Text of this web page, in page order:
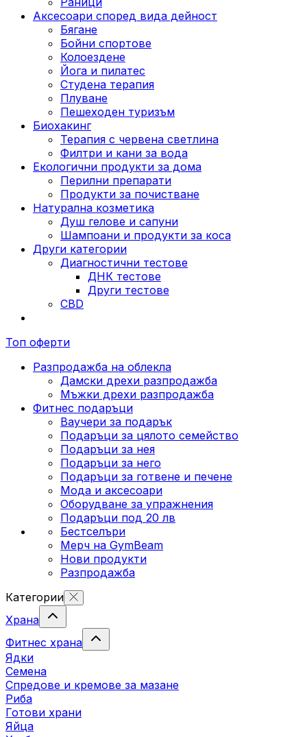
Аксесоари според вида дейност
Бягане
Бойни спортове
Колоездене
Йога и пилатес
Студена терапия
Плуване
Пешеходен туризъм
Биохакинг
Терапия с червена светлина
Филтри и кани за вода
Екологични продукти за дома
Перилни препарати
Продукти за почистване
Натурална козметика
Душ гелове и сапуни
Шампоани и продукти за коса
Други категории
Диагностични тестове
ДНК тестове
Други тестове
CBD
Топ оферти
Разпродажба на облекла
Дамски дрехи разпродажба
Мъжки дрехи разпродажба
Фитнес подаръци
Ваучери за подарък
Подаръци за цялото семейство
Подаръци за нея
Подаръци за него
Подаръци за готвене и печене
Мода и аксесоари
Оборудване за упражнения
Подаръци под 20 лв
Бестселъри
Мерч на GymBeam
Нови продукти
Разпродажба
Категории
Храна
Фитнес храна
Ядки
Семена
Спредове и кремове за мазане
Риба
Готови храни
Яйца